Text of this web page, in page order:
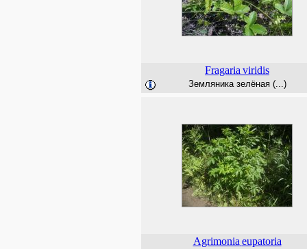
Fragaria viridis
Земляника зелёная (...)
Agrimonia eupatoria